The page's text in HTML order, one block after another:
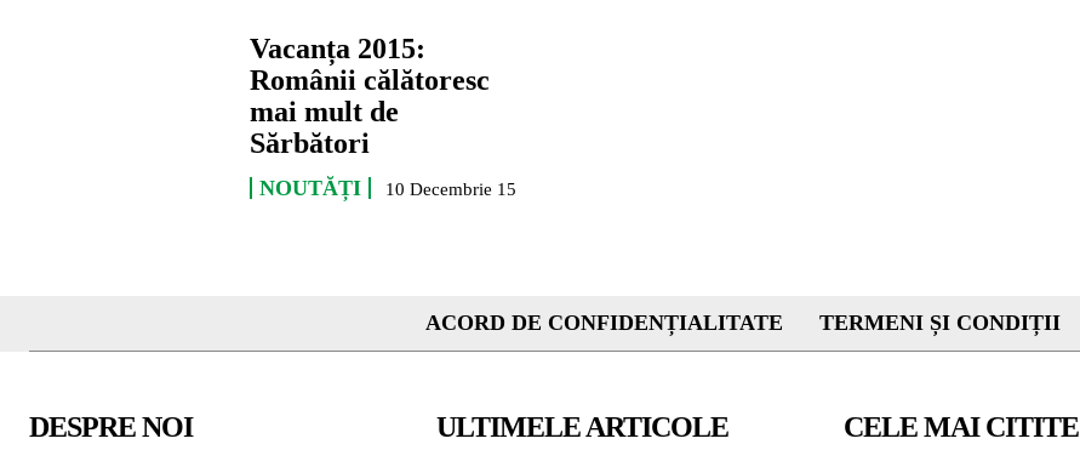
Vacanța 2015:
Românii călătoresc
mai mult de
Sărbători
NOUTĂȚI 10 Decembrie 15
ACORD DE CONFIDENȚIALITATE TERMENI ȘI CONDIȚII
DESPRE NOI ULTIMELE ARTICOLE CELE MAI CITITE